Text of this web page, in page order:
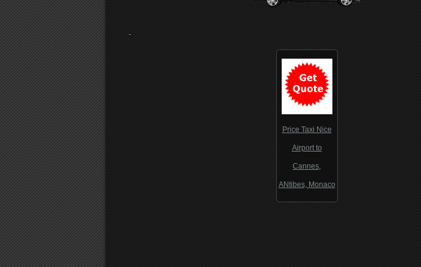
Price Taxi Nice
Airport to
Cannes,
ANtibes, Monaco